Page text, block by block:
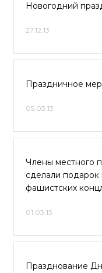
Новогодний
27.12.13
Праздничное
05.03.13
Члены местного
сделали подарок
фашистских
01.03.13
Празднование